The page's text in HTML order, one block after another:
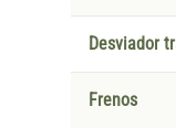
Desviador
Frenos